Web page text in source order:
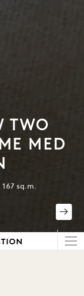
TWO
MED
sq.m.